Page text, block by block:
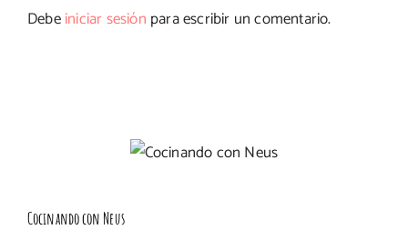
Debeiniciar sesión para escribir un comentario.
Cocinando con Neus